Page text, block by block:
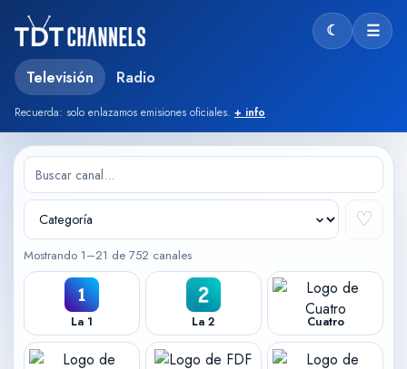
Televisión Radio
Recuerda: solo enlazamos emisiones oficiales. + info
☾Modo☰
♡
Mostrando 1–21 de 752 canales
La 1 La 2 Cuatro